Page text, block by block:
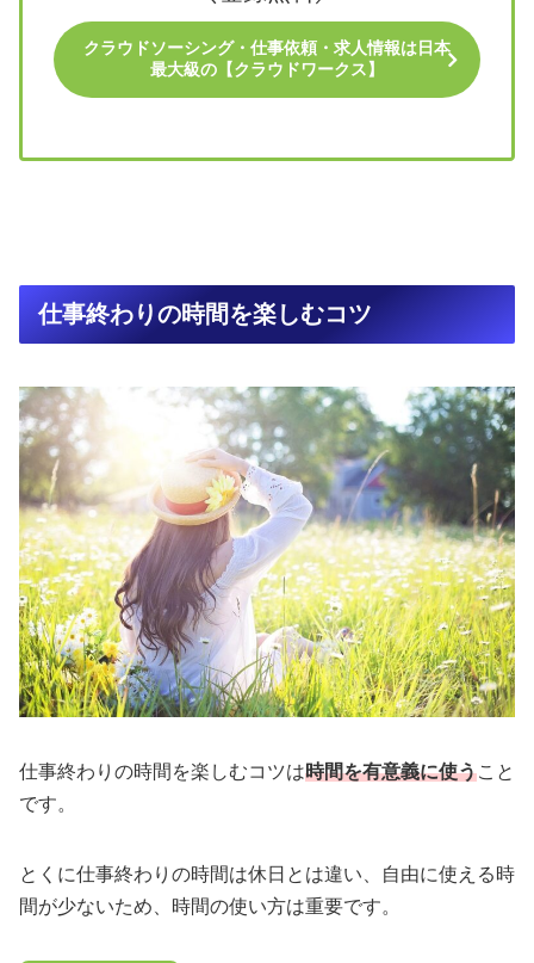
クラウドソーシング・仕事依頼・求人情報は日本
最大級の【クラウドワークス】
仕事終わりの時間を楽しむコツ
仕事終わりの時間を楽しむコツは時間を有意義に使うこと
です。
とくに仕事終わりの時間は休日とは違い、自由に使える時
間が少ないため、時間の使い方は重要です。